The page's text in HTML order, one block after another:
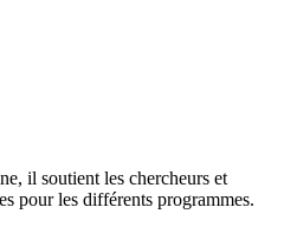
il soutient les chercheurs et
pour les différents programmes.